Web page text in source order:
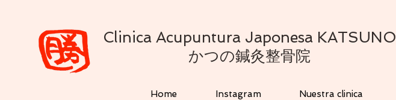
Clinica Acupuntura Japonesa KATSUNO
かつの鍼灸整骨院
Home Instagram Nuestra clinica